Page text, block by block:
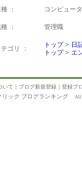
： コンピュー
： 管理職
テゴリ ：
トップ> 日
トップ> エ
いて ｜ ブログ新規登録 ｜ 登録ブ
リック ブログランキング All